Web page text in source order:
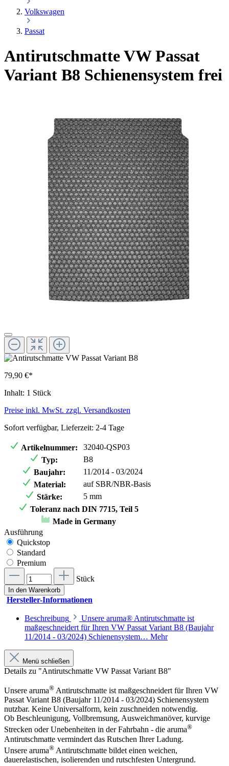
Volkswagen
Passat
Antirutschmatte VW Passat
Variant B8 Schienensystem frei
79,90 €*
Inhalt: 1 Stück
Preise inkl. MwSt. zzgl. Versandkosten
Sofort verfügbar, Lieferzeit: 2-4 Tage
Artikelnummer:
32040-QSP03
Typ:
B8
Baujahr:
11/2014 - 03/2024
Material:
auf SBR/NBR-Basis
Stärke:
5 mm
Toleranz nach DIN 7715, Teil 5
Made in Germany
Ausführung
Quickstop
Standard
Premium
Stück
In den Warenkorb
Hersteller-Informationen
Beschreibung
Unsere aruma® Antirutschmatte ist
maßgeschneidert für Ihren VW Passat Variant B8 (Baujahr
11/2014 - 03/2024) Schienensystem… Mehr
Menü schließen
Details zu "Antirutschmatte VW Passat Variant B8"
Unsere aruma® Antirutschmatte ist maßgeschneidert für Ihren VW
Passat Variant B8 (Baujahr 11/2014 - 03/2024) Schienensystem
nutzbar. Keine Universalform, kein zuschneiden notwendig.
Ob Beschleunigung, Vollbremsung, Ausweichmanöver, kurvige
Strecken oder Unebenheiten in der Fahrbahn - die aruma®
Antirutschmatte vermindert das Rutschen Ihrer Ladung.
Unsere aruma® Antirutschmatte bildet einen weichen,
dauerelastischen, isolierenden und rutschfesten Untergrund.